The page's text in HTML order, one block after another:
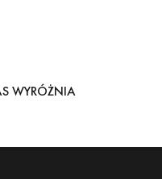
WYRÓŻNIA